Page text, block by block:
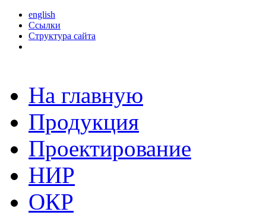
english
Ссылки
Структура сайта
На главную
Продукция
Проектирование
НИР
ОКР